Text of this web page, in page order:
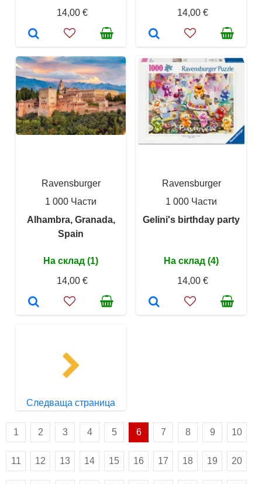
14,00 €
14,00 €
Ravensburger
1 000 Части
Alhambra, Granada,
Spain
На склад (1)
14,00 €
Ravensburger
1 000 Части
Gelini's birthday party
На склад (4)
14,00 €
Следваща страница
1 2 3 4 5 6 7 8 9 10
11 12 13 14 15 16 17 18 19 20